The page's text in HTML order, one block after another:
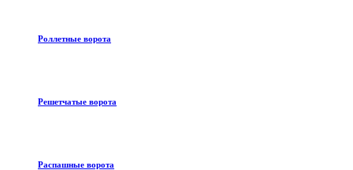
Роллетные ворота
Решетчатые ворота
Распашные ворота